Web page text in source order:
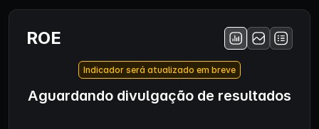
ROE
Indicador será atualizado em breve
Aguardando divulgação de resultados